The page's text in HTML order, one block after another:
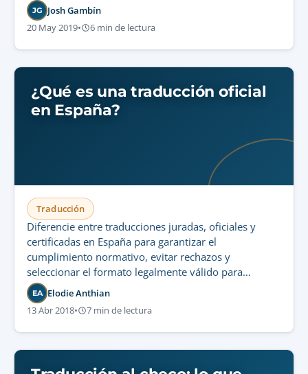
JG Josh Gambín
20 May 2019• 6 min de lectura
¿Qué es una traducción oficial
en España?
Traducción
Diferencie entre traducciones juradas, oficiales y
certificadas en España para garantizar el
cumplimiento normativo, evitar rechazos y
seleccionar el formato legalmente válido para
trámites oficiales.
EA Elodie Anthian
13 Abr 2018• 7 min de lectura